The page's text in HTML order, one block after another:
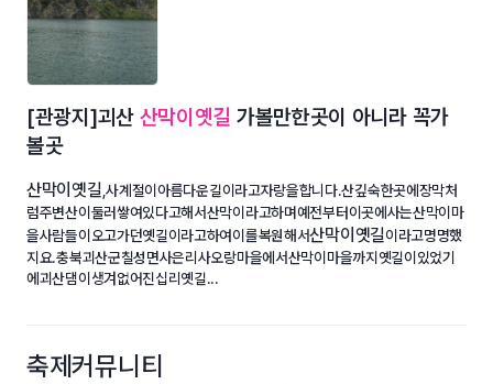
[관광지]괴산 산막이옛길 가볼만한곳이 아니라 꼭가
볼곳
산막이옛길 ,사계절이아름다운길이라고자랑을합니다.산깊숙한곳에장막처
럼주변산이둘러쌓여있다고해서산막이라고하며예전부터이곳에사는산막이마
을사람들이오고가던옛길이라고하여이를복원해서산막이옛길이라고명명했
지요.충북괴산군칠성면사은리사오랑마을에서산막이마을까지옛길이있었기
에괴산댐이생겨없어진십리옛길...
축제커뮤니티